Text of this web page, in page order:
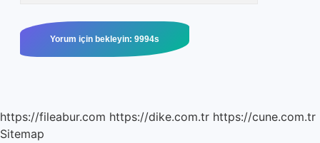
https://fileabur.com https://dike.com.tr https://cune.com.tr
Sitemap